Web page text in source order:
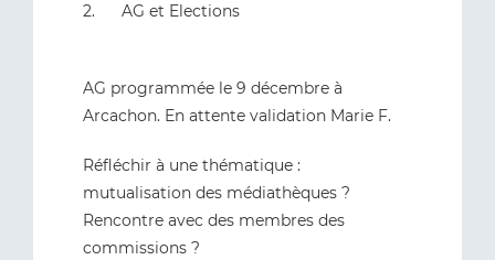
2. AG et Elections
AG programmée le 9 décembre à
Arcachon. En attente validation Marie F.
Réfléchir à une thématique :
mutualisation des médiathèques ?
Rencontre avec des membres des
commissions ?